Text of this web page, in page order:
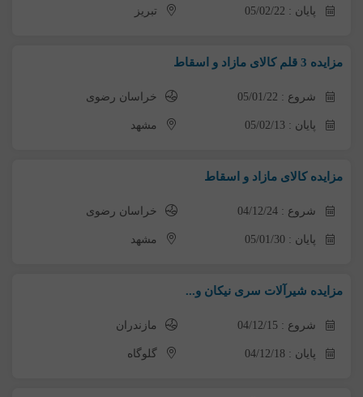
پایان : 05/02/22 تبریز
مزایده 3 قلم کالای مازاد و اسقاط
شروع : 05/01/22 خراسان رضوی
پایان : 05/02/13 مشهد
مزایده کالای مازاد و اسقاط
شروع : 04/12/24 خراسان رضوی
پایان : 05/01/30 مشهد
مزایده شیرآلات سری نیکان و...
شروع : 04/12/15 مازندران
پایان : 04/12/18 گلوگاه